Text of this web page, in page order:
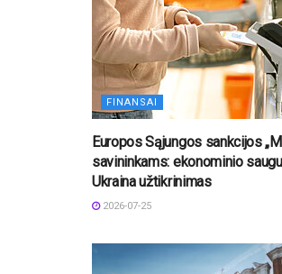
FINANSAI
Europos Sąjungos sankcijos
savininkams: ekonominio
Ukraina užtikrinimas
2026-07-25